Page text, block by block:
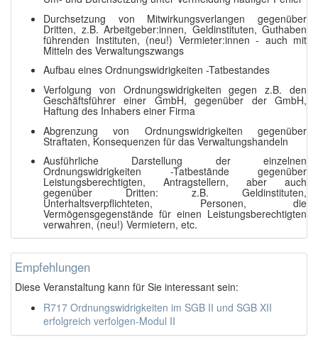
Durchsetzung von Mitwirkungsverlangen gegenüber
Dritten, z.B. Arbeitgeber:innen, Geldinstituten, Guthaben
führenden Instituten, (neu!) Vermieter:innen - auch mit
Mitteln des Verwaltungszwangs
Aufbau eines Ordnungswidrigkeiten -Tatbestandes
Verfolgung von Ordnungswidrigkeiten gegen z.B. den
Geschäftsführer einer GmbH, gegenüber der GmbH,
Haftung des Inhabers einer Firma
Abgrenzung von Ordnungswidrigkeiten gegenüber
Straftaten, Konsequenzen für das Verwaltungshandeln
Ausführliche Darstellung der einzelnen
Ordnungswidrigkeiten -Tatbestände gegenüber
Leistungsberechtigten, Antragstellern, aber auch
gegenüber Dritten: z.B. Geldinstituten,
Unterhaltsverpflichteten, Personen, die
Vermögensgegenstände für einen Leistungsberechtigten
verwahren, (neu!) Vermietern, etc.
Empfehlungen
Diese Veranstaltung kann für Sie interessant sein:
R717 Ordnungswidrigkeiten im SGB II und SGB XII
erfolgreich verfolgen-Modul II